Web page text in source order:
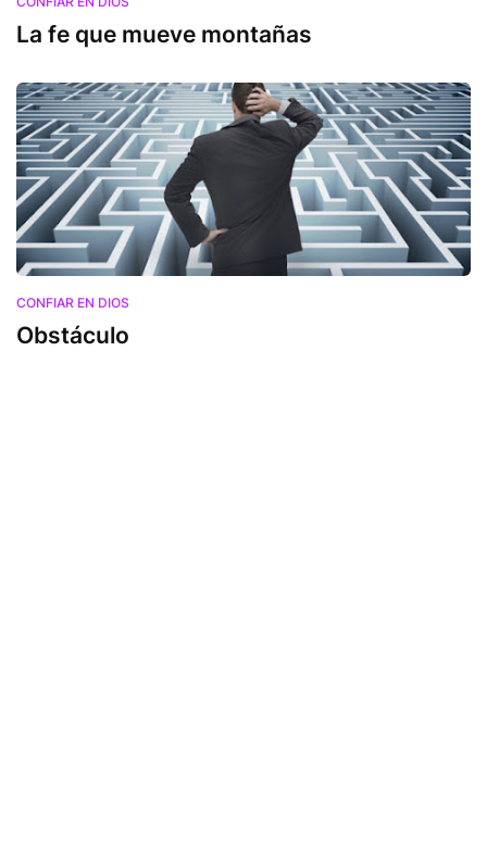
La fe que mueve montañas
CONFIAR EN DIOS
Obstáculo